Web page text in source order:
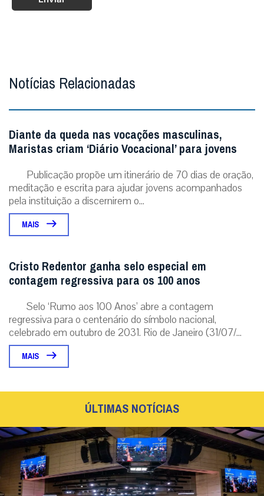
Notícias Relacionadas
Diante da queda nas vocações masculinas,
Maristas criam ‘Diário Vocacional’ para jovens
Publicação propõe um itinerário de 70 dias de oração,
meditação e escrita para ajudar jovens acompanhados
pela instituição a discernirem o...
MAIS
Cristo Redentor ganha selo especial em
contagem regressiva para os 100 anos
Selo ‘Rumo aos 100 Anos’ abre a contagem
regressiva para o centenário do símbolo nacional,
celebrado em outubro de 2031. Rio de Janeiro (31/07/...
MAIS
ÚLTIMAS NOTÍCIAS